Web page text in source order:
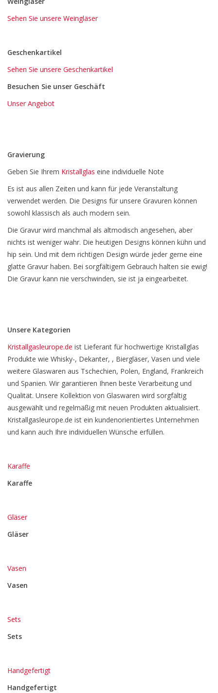
Sehen Sie unsere Weingläser
Geschenkartikel
Sehen Sie unsere Geschenkartikel
Besuchen Sie unser Geschäft
Unser Angebot
Gravierung
Geben Sie Ihrem Kristallglas eine individuelle Note
Es ist aus allen Zeiten und kann für jede Veranstaltung
verwendet werden. Die Designs für unsere Gravuren können
sowohl klassisch als auch modern sein.
Die Gravur wird manchmal als altmodisch angesehen, aber
nichts ist weniger wahr. Die heutigen Designs können kühn und
hip sein. Und mit dem richtigen Design würde jeder gerne eine
glatte Gravur haben. Bei sorgfältigem Gebrauch halten sie ewig!
Die Gravur kann nie verschwinden, sie ist ja eingearbeitet.
Unsere Kategorien
Kristallgasleurope.de ist Lieferant für hochwertige Kristallglas
Produkte wie Whisky-, Dekanter, , Biergläser, Vasen und viele
weitere Glaswaren aus Tschechien, Polen, England, Frankreich
und Spanien. Wir garantieren Ihnen beste Verarbeitung und
Qualität. Unsere Kollektion von Glaswaren wird sorgfältig
ausgewählt und regelmäßig mit neuen Produkten aktualisiert.
Kristallgasleurope.de ist ein kundenorientiertes Unternehmen
und kann auch Ihre individuellen Wünsche erfüllen.
Karaffe
Karaffe
Gläser
Gläser
Vasen
Vasen
Sets
Sets
Handgefertigt
Handgefertigt